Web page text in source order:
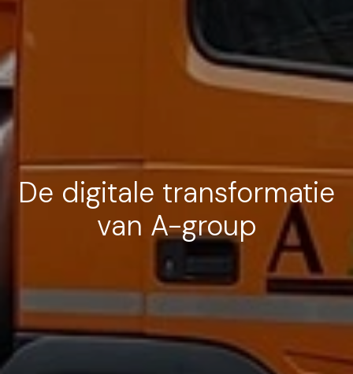
De digitale transformatie
van A-group